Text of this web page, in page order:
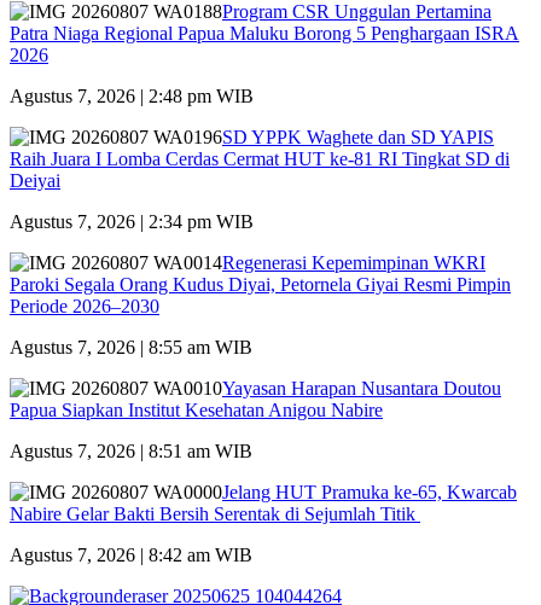
Program CSR Unggulan Pertamina
Patra Niaga Regional Papua Maluku Borong 5 Penghargaan ISRA
2026
Agustus 7, 2026 | 2:48 pm WIB
SD YPPK Waghete dan SD YAPIS
Raih Juara I Lomba Cerdas Cermat HUT ke-81 RI Tingkat SD di
Deiyai
Agustus 7, 2026 | 2:34 pm WIB
Regenerasi Kepemimpinan WKRI
Paroki Segala Orang Kudus Diyai, Petornela Giyai Resmi Pimpin
Periode 2026–2030
Agustus 7, 2026 | 8:55 am WIB
Yayasan Harapan Nusantara Doutou
Papua Siapkan Institut Kesehatan Anigou Nabire
Agustus 7, 2026 | 8:51 am WIB
Jelang HUT Pramuka ke-65, Kwarcab
Nabire Gelar Bakti Bersih Serentak di Sejumlah Titik
Agustus 7, 2026 | 8:42 am WIB